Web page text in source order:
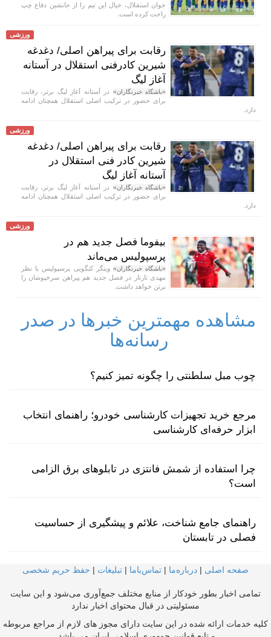
جوان استقلال، خیال این تیم را از جانشین دفاع چپ
راحت کرده است.
ورزشی
رقابت برای پیراهن اصلی/ دغدغه
شیرین کادرفنی استقلال در آستانه
آغاز لیگ
«باشگاه خبرنگاران» در آستانه آغاز لیگ برتر، رقابت
برای حضور در ترکیب اصلی استقلال همچنان ادامه
دارد.
ورزشی
رقابت برای پیراهن اصلی/ دغدغه
شیرین کادر فنی استقلال در
آستانه آغاز لیگ
«باشگاه خبرنگاران» در آستانه آغاز لیگ برتر، رقابت
برای حضور در ترکیب اصلی استقلال همچنان ادامه
دارد.
ورزشی
بیفوما فصل جدید هم در
پرسپولیس می‌ماند
«باشگاه خبرنگاران» وینگر کنگویی پرسپولیس با نظر
مهدی تارتار در فصل جدید هم پیراهن سرخپوشان را
برتن خواهد داشت.
مشاهده مهمترین خبرها در صدر
رسانه‌ها
چوب مبل سلطنتی را چگونه تمیز کنیم؟
مرجع خرید تجهیزات کارشناسی خودرو؛ راهنمای انتخاب
ابزار حرفه‌ای کارشناسی
چرا استفاده از شمش فانتزی در تابلوهای برق الزامی
است؟
راهنمای جامع شناخت، علائم و پیشگیری از حساسیت
فصلی در تابستان
صفحه اصلی | درباره‌ما | تماس‌با‌ما | تبلیغات | حفظ حریم شخصی
تمامی اخبار بطور خودکار از منابع مختلف جمع‌آوری می‌شود و این سایت
مسئولیتی در قبال محتوای اخبار ندارد
کلیه خدمات ارائه شده در این سایت دارای مجوز های لازم از مراجع مربوطه